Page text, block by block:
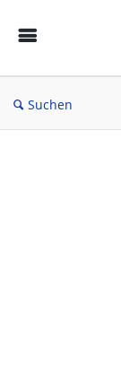
Suchen